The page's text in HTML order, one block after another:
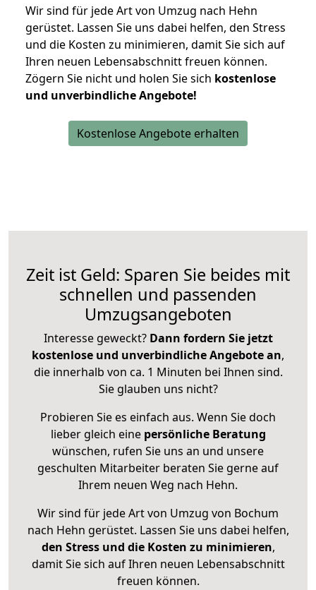
Wir sind für jede Art von Umzug nach Hehn
gerüstet. Lassen Sie uns dabei helfen, den Stress
und die Kosten zu minimieren, damit Sie sich auf
Ihren neuen Lebensabschnitt freuen können.
Zögern Sie nicht und holen Sie sich kostenlose
und unverbindliche Angebote!
Kostenlose Angebote erhalten
Zeit ist Geld: Sparen Sie beides mit
schnellen und passenden
Umzugsangeboten
Interesse geweckt? Dann fordern Sie jetzt
kostenlose und unverbindliche Angebote an,
die innerhalb von ca. 1 Minuten bei Ihnen sind.
Sie glauben uns nicht?
Probieren Sie es einfach aus. Wenn Sie doch
lieber gleich eine persönliche Beratung
wünschen, rufen Sie uns an und unsere
geschulten Mitarbeiter beraten Sie gerne auf
Ihrem neuen Weg nach Hehn.
Wir sind für jede Art von Umzug von Bochum
nach Hehn gerüstet. Lassen Sie uns dabei helfen,
den Stress und die Kosten zu minimieren,
damit Sie sich auf Ihren neuen Lebensabschnitt
freuen können.